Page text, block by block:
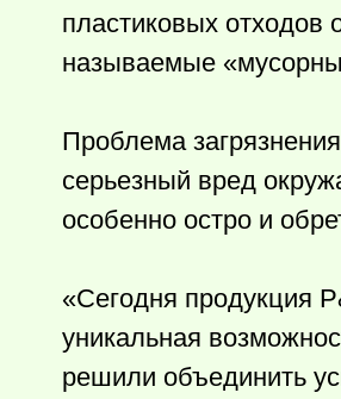
пластиковых отходов
называемые
Проблема
серьезный вред
особенно остро и
«Сегодня продукция
уникальная
решили объединить